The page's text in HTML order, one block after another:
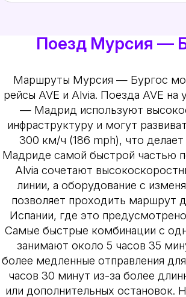
Поезд Мурсия —
Маршруты Мурсия — Бургос
рейсы AVE и Alvia. Поезда AVE на
— Мадрид используют
инфраструктуру и могут
300 км/ч (186 mph), что делает
Мадриде самой быстрой частью
Alvia сочетают
линии, а оборудование с
позволяет проходить маршрут
Испании, где это
Самые быстрые комбинации с
занимают около 5 часов 35
более медленные отправления
часов 30 минут из-за более
или дополнительных остановок.